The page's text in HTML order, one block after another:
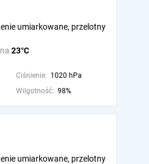
23°C
umiarkowane, przelotny
Ciśnienie: 1020 hPa
Wilgotność: 98%
umiarkowane, przelotny